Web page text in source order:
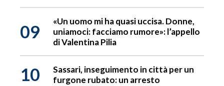
09
«Un uomo mi ha quasi uccisa. Donne,
uniamoci: facciamo rumore»: l’appello
di Valentina Pilia
10
Sassari, inseguimento in città per un
furgone rubato: un arresto